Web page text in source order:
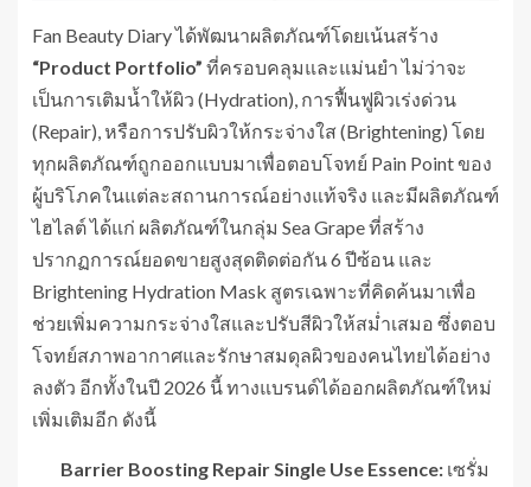
Fan Beauty Diary ได้พัฒนาผลิตภัณฑ์โดยเน้นสร้าง
“Product Portfolio” ที่ครอบคลุมและแม่นยำ ไม่ว่าจะ
เป็นการเติมน้ำให้ผิว (Hydration), การฟื้นฟูผิวเร่งด่วน
(Repair), หรือการปรับผิวให้กระจ่างใส (Brightening) โดย
ทุกผลิตภัณฑ์ถูกออกแบบมาเพื่อตอบโจทย์ Pain Point ของ
ผู้บริโภคในแต่ละสถานการณ์อย่างแท้จริง และมีผลิตภัณฑ์
ไฮไลต์ ได้แก่ ผลิตภัณฑ์ในกลุ่ม Sea Grape ที่สร้าง
ปรากฏการณ์ยอดขายสูงสุดติดต่อกัน 6 ปีซ้อน และ
Brightening Hydration Mask สูตรเฉพาะที่คิดค้นมาเพื่อ
ช่วยเพิ่มความกระจ่างใสและปรับสีผิวให้สม่ำเสมอ ซึ่งตอบ
โจทย์สภาพอากาศและรักษาสมดุลผิวของคนไทยได้อย่าง
ลงตัว อีกทั้งในปี 2026 นี้ ทางแบรนด์ได้ออกผลิตภัณฑ์ใหม่
เพิ่มเติมอีก ดังนี้
Barrier Boosting Repair Single Use Essence: เซรั่ม